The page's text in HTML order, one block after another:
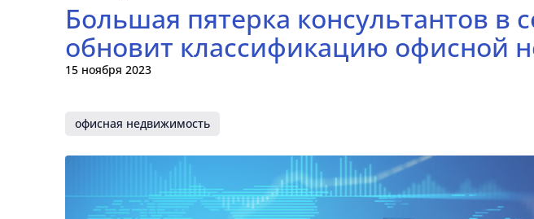
Большая пятерка консультантов в
обновит классификацию офисной
15 ноября 2023
офисная недвижимость